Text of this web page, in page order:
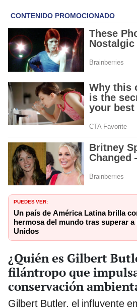
PUEDES VER:
Un país de América Latina brilla
hermosa del mundo tras superar
Unidos
¿Quién es Gilbert
filántropo que
conservación
Gilbert Butler, el influyente